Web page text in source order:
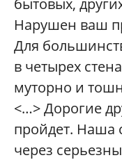
бытовых,
Нарушен ваш
Для
в четырех
муторно и
<…> Дорогие
пройдет. Наша
через